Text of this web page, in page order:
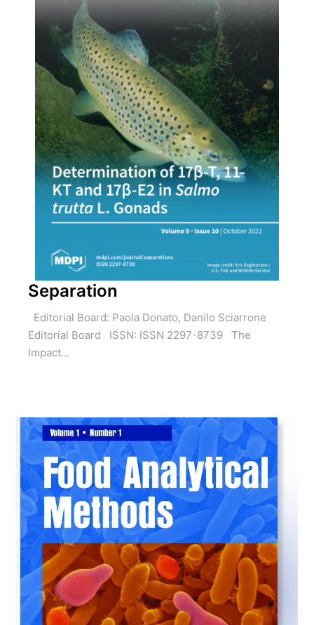
Separation
Editorial Board: Paola Donato, Danilo Sciarrone
Editorial Board ISSN: ISSN 2297-8739 The
Impact...